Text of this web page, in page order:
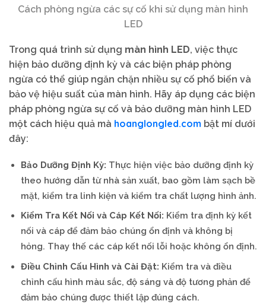
Cách phòng ngừa các sự cố khi sử dụng màn hình
LED
Trong quá trình sử dụng màn hình LED, việc thực
hiện bảo dưỡng định kỳ và các biện pháp phòng
ngừa có thể giúp ngăn chặn nhiều sự cố phổ biến và
bảo vệ hiệu suất của màn hình. Hãy áp dụng các biện
pháp phòng ngừa sự cố và bảo dưỡng màn hình LED
một cách hiệu quả mà hoanglongled.com bật mí dưới
đây:
Bảo Dưỡng Định Kỳ: Thực hiện việc bảo dưỡng định kỳ
theo hướng dẫn từ nhà sản xuất, bao gồm làm sạch bề
mặt, kiểm tra linh kiện và kiểm tra chất lượng hình ảnh.
Kiểm Tra Kết Nối và Cáp Kết Nối: Kiểm tra định kỳ kết
nối và cáp để đảm bảo chúng ổn định và không bị
hỏng. Thay thế các cáp kết nối lỗi hoặc không ổn định.
Điều Chỉnh Cấu Hình và Cài Đặt: Kiểm tra và điều
chỉnh cấu hình màu sắc, độ sáng và độ tương phản để
đảm bảo chúng được thiết lập đúng cách.